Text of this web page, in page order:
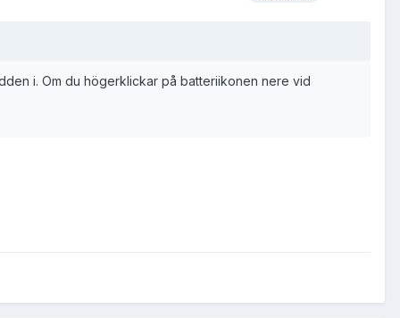
i. Om du högerklickar på batteriikonen nere vid